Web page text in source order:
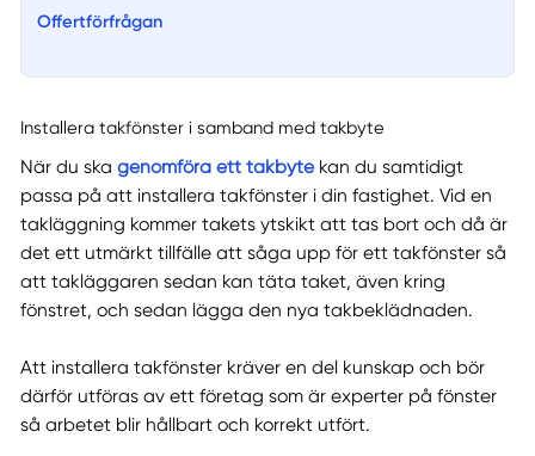
Offertförfrågan
Installera takfönster i samband med takbyte
När du ska genomföra ett takbytekan du samtidigt
passa på att installera takfönster i din fastighet. Vid en
takläggning kommer takets ytskikt att tas bort och då är
det ett utmärkt tillfälle att såga upp för ett takfönster så
att takläggaren sedan kan täta taket, även kring
fönstret, och sedan lägga den nya takbeklädnaden.
Att installera takfönster kräver en del kunskap och bör
därför utföras av ett företag som är experter på fönster
så arbetet blir hållbart och korrekt utfört.